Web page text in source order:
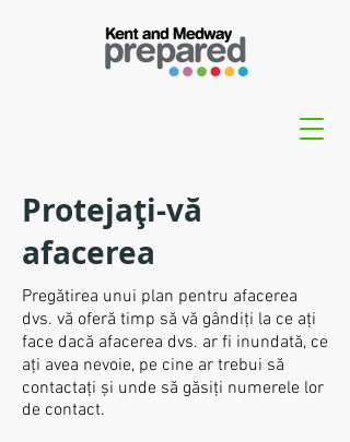
Protejați-vă
afacerea
Pregătirea unui plan pentru afacerea
dvs. vă oferă timp să vă gândiți la ce ați
face dacă afacerea dvs. ar fi inundată, ce
ați avea nevoie, pe cine ar trebui să
contactați și unde să găsiți numerele lor
de contact.